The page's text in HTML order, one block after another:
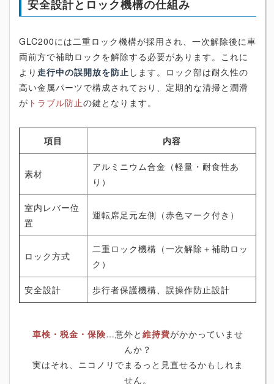
安全設計とロック機構の仕組み
GLC200には二重ロック機構が採用され、一次解除後に車
両前方で補助ロックを解除する必要があります。これに
より 走行中の誤開放を防止 します。ロック部は耐久性の
高い金属パーツで構成されており、定期的な清掃と潤滑
が トラブル防止の鍵となります。
項目 内容
素材
アルミニウム合金（軽量・耐食性あ
り）
室内レバー位
置
運転席足元左側（赤色マーク付き）
ロック方式
二重ロック機構（一次解除＋補助ロッ
ク）
安全設計 歩行者保護機構、誤操作防止設計
車検・税金・保険…意外と 維持費がかかっていませ
んか？
実はそれ、ニコノリでまるっと見直せるかもしれま
せん。